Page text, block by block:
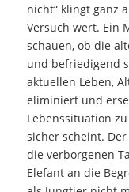
nicht“ klingt ganz
Versuch wert. Ein
schauen, ob die
und befriedigend
aktuellen Leben,
eliminiert und
Lebenssituation
sicher scheint.
die verborgenen
Elefant an die